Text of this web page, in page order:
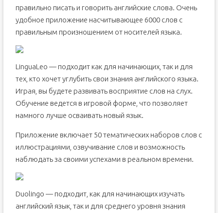
правильно писать и говорить английские слова. Очень
удобное приложение насчитывающее 6000 слов с
правильным произношением от носителей языка.
LinguaLeo — подходит как для начинающих, так и для
тех, кто хочет углубить свои знания английского языка.
Играя, вы будете развивать восприятие слов на слух.
Обучение ведется в игровой форме, что позволяет
намного лучше осваивать новый язык.
Приложение включает 50 тематических наборов слов с
иллюстрациями, озвучивание слов и возможность
наблюдать за своими успехами в реальном времени.
Duolingo — подходит, как для начинающих изучать
английский язык, так и для среднего уровня знания